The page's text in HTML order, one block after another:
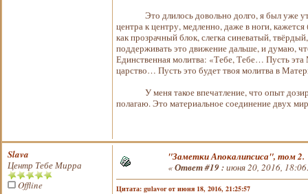
Это длилось довольно долго, я был уже
центра к центру, медленно, даже в ноги,
как прозрачный блок, слегка синеватый,
поддерживать это движение дальше, и думаю,
Единственная молитва: «Тебе, Тебе… Пусть
царство… Пусть это будет твоя молитва в
У меня такое впечатление, что опыт
полагаю. Это материальное соединение двух
Slava
Центр Тебе Мирра
Offline
"Заметки Апокалипсиса", том 2.
«Ответ #19 :июня 20, 2016,
Цитата: gulavor от июня 18, 2016, 21:25:57